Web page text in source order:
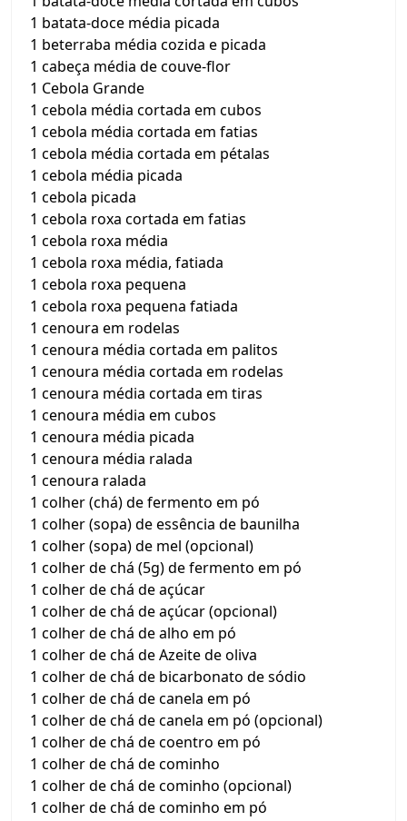
1 batata-doce média picada
1 beterraba média cozida e picada
1 cabeça média de couve-flor
1 Cebola Grande
1 cebola média cortada em cubos
1 cebola média cortada em fatias
1 cebola média cortada em pétalas
1 cebola média picada
1 cebola picada
1 cebola roxa cortada em fatias
1 cebola roxa média
1 cebola roxa média, fatiada
1 cebola roxa pequena
1 cebola roxa pequena fatiada
1 cenoura em rodelas
1 cenoura média cortada em palitos
1 cenoura média cortada em rodelas
1 cenoura média cortada em tiras
1 cenoura média em cubos
1 cenoura média picada
1 cenoura média ralada
1 cenoura ralada
1 colher (chá) de fermento em pó
1 colher (sopa) de essência de baunilha
1 colher (sopa) de mel (opcional)
1 colher de chá (5g) de fermento em pó
1 colher de chá de açúcar
1 colher de chá de açúcar (opcional)
1 colher de chá de alho em pó
1 colher de chá de Azeite de oliva
1 colher de chá de bicarbonato de sódio
1 colher de chá de canela em pó
1 colher de chá de canela em pó (opcional)
1 colher de chá de coentro em pó
1 colher de chá de cominho
1 colher de chá de cominho (opcional)
1 colher de chá de cominho em pó